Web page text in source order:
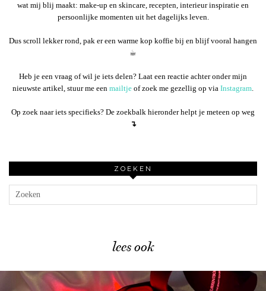
wat mij blij maakt: make-up en skincare, recepten, interieur inspiratie en
persoonlijke momenten uit het dagelijks leven.
Dus scroll lekker rond, pak er een warme kop koffie bij en blijf vooral hangen
☕︎
Heb je een vraag of wil je iets delen? Laat een reactie achter onder mijn
nieuwste artikel, stuur me een mailtje of zoek me gezellig op via Instagram.
Op zoek naar iets specifieks? De zoekbalk hieronder helpt je meteen op weg
↴
ZOEKEN
lees ook